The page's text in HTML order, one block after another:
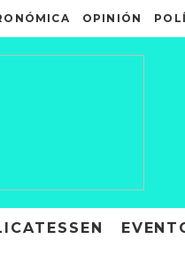
OPINIÓN